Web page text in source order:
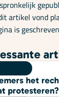
artikel vond
is
het
protesteren?